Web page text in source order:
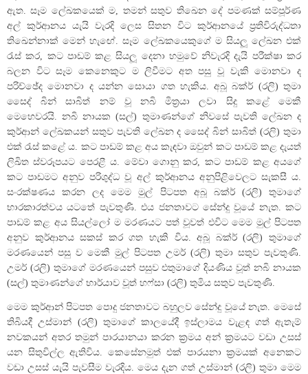
ඇත. සෑම ලේඛකයෙක් ම, තමන් සතුව තිඛෙන දේ පමණක් සම්පූර්ණ
අල් කුර්ආනය යැයි වැරදි ලෙස සිතන විට කුර්ආනයේ ප්‍රතිවිරුද්ධතා
තිඛෙන්නාක් මෙන් හැ‍ඟේ. සෑම ලේඛකයෙකුගේ ම සියලූ ලේඛන එක්
රැස් කර, කට පාඩම් කළ සියලූ දෙනා හමුවේ නිවැරදි දැයි පරීක්ෂා කර
බලන විට සෑම කෙනෙකුට ම ලිවීමට අත පසු වූ වැකි මොනවා ද
පරිච්ඡේද මොනවා ද යන්න සොයා ගත හැකිය. අබූ බක්ර් (රලි) තුමා
සෛද් බින් සාබිත් නම් වූ නබි මිත්‍රයා ලවා සිදු කළේ මෙකී
මෙහෙවරයි. නබි නායක (සල්) තුමාණන්ගේ නිවසේ පැවති ලේඛන ද
කුර්ආන් ලේඛකයන් සතුව පැවති ලේඛන ද සෛද් බින් සාබිත් (රලි) තුමා
එක් රැස් කළේ ය. කට පාඩම් කළ අය කැඳවා ඔවුන් කට පාඩම් කළ දැයත්
ලිඛිත ස්වරූපයට පෙරළී ය. මේවා ගොනු කර, කට පාඩම් කළ අයගේ
කට පාඩමට අනුව පරිශුද්ධ වූ අල් කුර්ආනය අනුපිළිවෙලට සැකසී ය.
සංරක්ෂණය කරන ලද මෙම මුල් පිටපත අබූ බක්ර් (රලි) තුමාගේ
භාරකාරත්වය යටතේ පැවතුණි. එය ජනතාවට සේන්දු වූයේ නැත. කට
පාඩම් කළ අය සියල්ලෝ ම මරණයට පත් වූවත් එවිට මෙම මුල් පිටපත
අනුව කුර්ආනය සකස් කර ගත හැකි විය. අබූ බක්ර් (රලි) තුමාගේ
මරණයෙන් පසු ව මෙකී මුල් පිටපත උමර් (රලි) තුමා සතුව පැවතුණි.
උමර් (රලි) තුමාගේ මරණයෙන් පසුව එතුමාගේ දියණිය වූත් නබි නායක
(සල්) තුමාණන්ගේ භාර්යාව වූත් හෆ්සා (රලි) තුමිය සතුව පැවතුණි.
මෙම කුර්ආන් පිටපත පොදු ජනතාවට බහුලව සේන්දු වූයේ නැත. මෙසේ
තිබියදී උස්මාන් (රලි) තුමාගේ කාලයේදී ඉස්ලාමය වැළඳ ගත් ඇතැම්
නවකයන් අතර තමුන් පාරයානයා කරන ක්‍රමය අන් ක්‍රමයට වඩා උසස්
යන සිතුවිල්ල ඇතිවිය. කෙසේනමුත් එක් පාරයනා ක්‍රමයක් අනෙකට
වඩා උසස් යැයි පැවසීම වැරදිය. මෙය දැන ගත් උස්මාන් (රලි) තුමා මෙම